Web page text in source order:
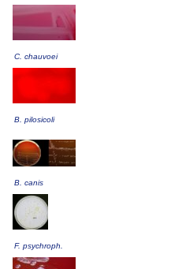
C. chauvoei
B. pilosicoli
B. canis
F. psychroph.